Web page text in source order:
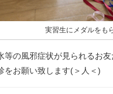
実習生にメダルをも
の風邪症状が見られるお
をお願い致します(＞人＜)